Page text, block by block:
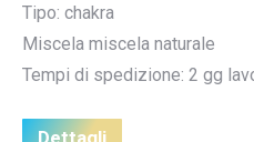
Tipo: chakra
Miscela miscela naturale
Tempi di spedizione: 2 gg
Dettagli